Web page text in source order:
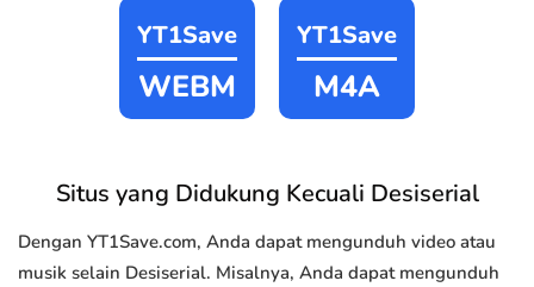
YT1Save
WEBM
YT1Save
M4A
Situs yang Didukung Kecuali Desiserial
Dengan YT1Save.com, Anda dapat mengunduh video atau
musik selain Desiserial. Misalnya, Anda dapat mengunduh